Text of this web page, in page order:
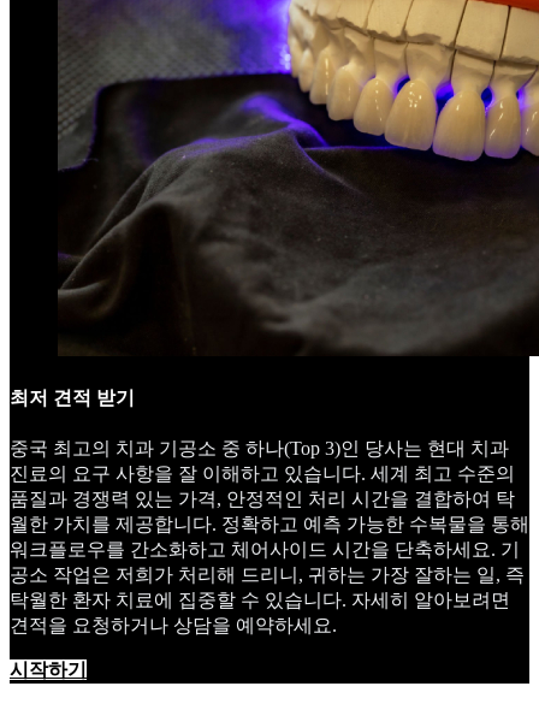
최저 견적 받기
중국 최고의 치과 기공소 중 하나(Top 3)인 당사는 현대 치과
진료의 요구 사항을 잘 이해하고 있습니다. 세계 최고 수준의
품질과 경쟁력 있는 가격, 안정적인 처리 시간을 결합하여 탁
월한 가치를 제공합니다. 정확하고 예측 가능한 수복물을 통해
워크플로우를 간소화하고 체어사이드 시간을 단축하세요. 기
공소 작업은 저희가 처리해 드리니, 귀하는 가장 잘하는 일, 즉
탁월한 환자 치료에 집중할 수 있습니다. 자세히 알아보려면
견적을 요청하거나 상담을 예약하세요.
시작하기